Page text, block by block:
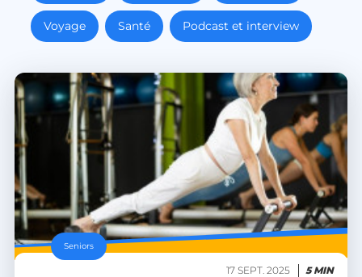
Voyage Santé Podcast et interview
17 SEPT. 2025 5 MIN
Seniors